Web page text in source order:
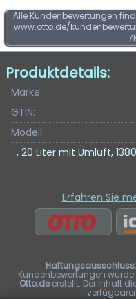
Alle Kundenbewertungen
www.otto.de/
Produktdetails:
Marke:
GTIN:
Modell:
, 20 Liter mit Umluft,
Erfahren Sie
Haftungsausschluss:
Kundenbewertungen
Otto.deerstellt. Der Inhalt